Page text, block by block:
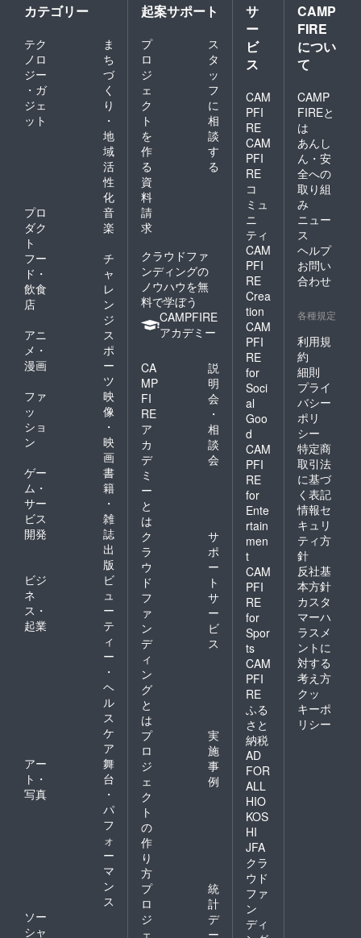
カテゴリー
テク
ノロ
ジー
・ガ
ジェ
ット
ま
ち
づ
く
り
・
地
域
活
性
化
プロ
ダク
ト
音
楽
フー
ド・
飲食
店
チ
ャ
レ
ン
ジ
アニ
メ・
漫画
ス
ポ
ー
ツ
ファ
ッ
ショ
ン
映
像
・
映
画
ゲー
ム・
サー
ビス
開発
書
籍
・
雑
誌
出
版
ビジ
ネ
ス・
起業
ビ
ュ
ー
テ
ィ
ー
・
ヘ
ル
ス
ケ
ア
アー
ト・
写真
舞
台
・
パ
フ
ォ
ー
マ
ン
ス
ソー
シャ
起案サポート
プ
ロ
ジ
ェ
ク
ト
を
作
る
ス
タ
ッ
フ
に
相
談
す
る
資
料
請
求
クラウドファ
ンディングの
ノウハウを無
料で学ぼう
CAMPFIRE
アカデミー
CA
MP
FI
RE
ア
カ
デ
ミ
ー
と
は
説
明
会
・
相
談
会
ク
ラ
ウ
ド
フ
ァ
ン
デ
ィ
ン
グ
と
は
サ
ポ
ー
ト
サ
ー
ビ
ス
プ
ロ
ジ
ェ
ク
ト
の
作
り
方
実
施
事
例
プ
ロ
ジ
ェ
統
計
デ
ー
サ
ー
ビ
ス
CAM
PFI
RE
CAM
PFI
RE
コ
ミュ
ニ
ティ
CAM
PFI
RE
Crea
tion
CAM
PFI
RE
for
Soci
al
Goo
d
CAM
PFI
RE
for
Ente
rtain
men
t
CAM
PFI
RE
for
Spor
ts
CAM
PFI
RE
ふる
さと
納税
AD
FOR
ALL
HIO
KOS
HI
JFA
クラ
ウド
ファ
ン
ディ
CAMP
FIRE
につい
て
CAMP
FIREと
は
あんし
ん・安
全への
取り組
み
ニュー
ス
ヘルプ
お問い
合わせ
各種規定
利用規
約
細則
プライ
バシー
ポリ
シー
特定商
取引法
に基づ
く表記
情報セ
キュリ
ティ方
針
反社基
本方針
カスタ
マーハ
ラスメ
ントに
対する
考え方
クッ
キーポ
リシー